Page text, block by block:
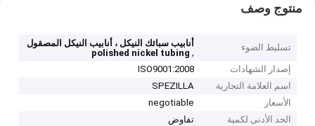
منتوج وصف
تسليط الضوء
أنابيب سبائك النيكل ، أنابيب النيكل المصقول
,
polished nickel tubing
إصدار الشهادات
ISO9001:2008
اسم العلامة التجارية
SPEZILLA
الأسعار
negotiable
الحد الأدنى لكمية
تفاوض